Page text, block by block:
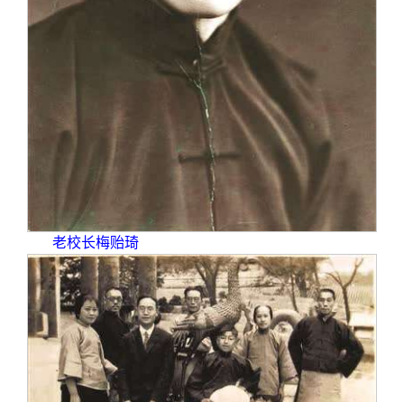
三创大赛
实用信息
会长致辞
总会章程
联系我们
老校长梅贻琦